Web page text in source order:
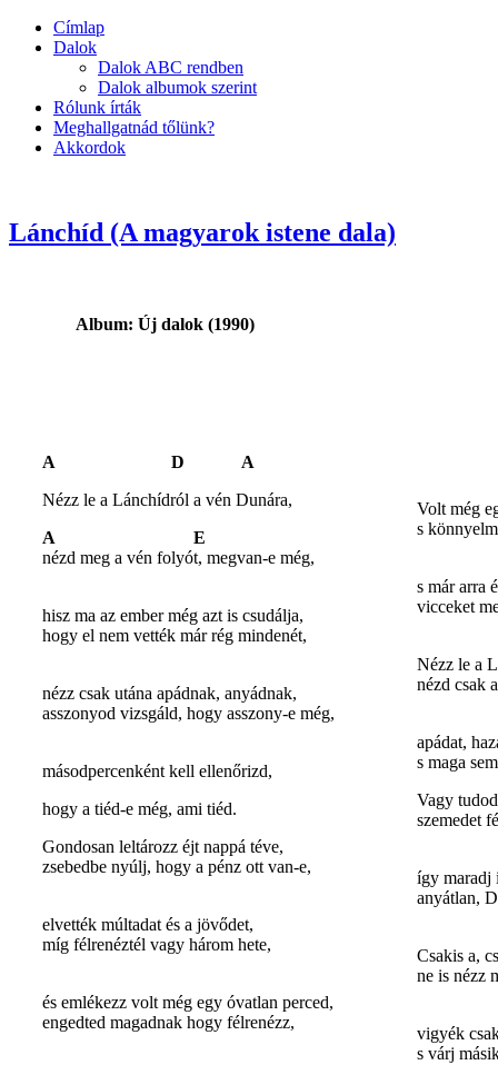
Címlap
Dalok
Dalok ABC rendben
Dalok albumok szerint
Rólunk írták
Meghallgatnád tőlünk?
Akkordok
Lánchíd (A magyarok istene dala)
Album: Új dalok (1990)
A D A
Nézz le a Lánchídról a vén Dunára,
A E
nézd meg a vén folyót, megvan-e még,
hisz ma az ember még azt is csudálja,
hogy el nem vették már rég mindenét,
nézz csak utána apádnak, anyádnak,
asszonyod vizsgáld, hogy asszony-e még,
másodpercenként kell ellenőrizd,
hogy a tiéd-e még, ami tiéd.
Gondosan leltározz éjt nappá téve,
zsebedbe nyúlj, hogy a pénz ott van-e,
elvették múltadat és a jövődet,
míg félrenéztél vagy három hete,
és emlékezz volt még egy óvatlan perced,
engedted magadnak hogy félrenézz,
Volt még
s
s már arra
vicceket
Nézz le a
nézd csak
apádat,
s maga
Vagy
szemedet
így maradj
anyátlan,
Csakis a,
ne is nézz
vigyék
s várj